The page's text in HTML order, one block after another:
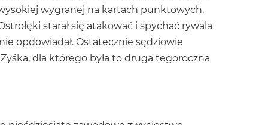
wygranej na kartach punktowych,
starał się atakować i spychać rywala
opdowiadał. Ostatecznie sędziowie
dla którego była to druga tegoroczna